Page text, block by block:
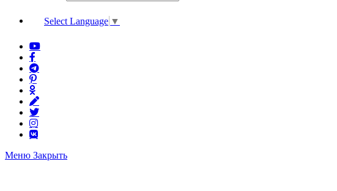
Select Language ▼
Меню Закрыть